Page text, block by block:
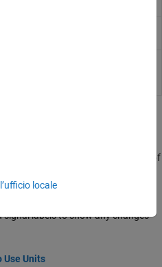
Models
on signals at the boundaries of
labels to show any changes
Use Units
locale